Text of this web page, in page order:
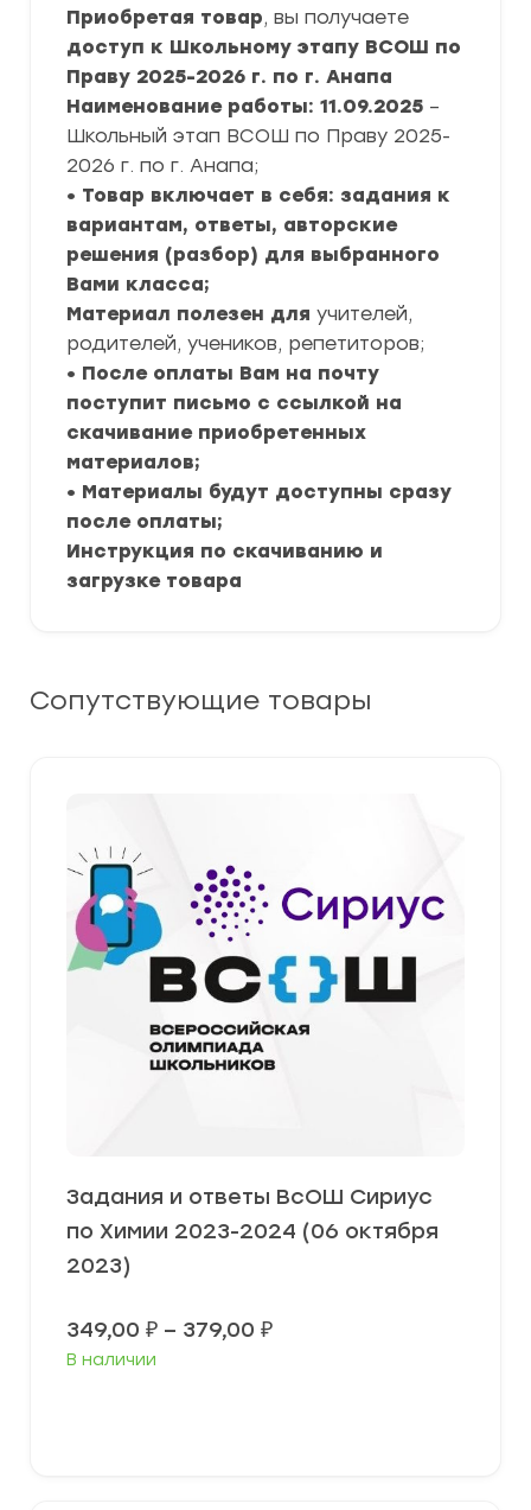
Приобретая товар, вы получаете
доступ к Школьному этапу ВСОШ по
Праву 2025-2026 г. по г. Анапа
Наименование работы: 11.09.2025 –
Школьный этап ВСОШ по Праву 2025-
2026 г. по г. Анапа;
• Товар включает в себя: задания к
вариантам, ответы, авторские
решения (разбор) для выбранного
Вами класса;
Материал полезен для учителей,
родителей, учеников, репетиторов;
• После оплаты Вам на почту
поступит письмо с ссылкой на
скачивание приобретенных
материалов;
• Материалы будут доступны сразу
после оплаты;
Инструкция по скачиванию и
загрузке товара
Сопутствующие товары
Задания и ответы ВсОШ Сириус
по Химии 2023-2024 (06 октября
2023)
349,00 ₽ – 379,00 ₽Диапазон
В наличии